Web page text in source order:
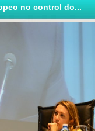
no control do...